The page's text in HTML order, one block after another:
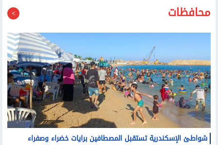
محافظات
شواطئ الإسكندرية تستقبل المصطافين برايات خضراء وصفراء